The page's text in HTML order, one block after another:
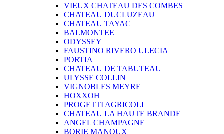
VIEUX CHATEAU DES COMBES
CHATEAU DUCLUZEAU
CHATEAU TAYAC
BALMONTEE
ODYSSEY
FAUSTINO RIVERO ULECIA
PORTIA
CHATEAU DE TABUTEAU
ULYSSE COLLIN
VIGNOBLES MEYRE
HOXXOH
PROGETTI AGRICOLI
CHATEAU LA HAUTE BRANDE
ANGEL CHAMPAGNE
BORIE MANOUX